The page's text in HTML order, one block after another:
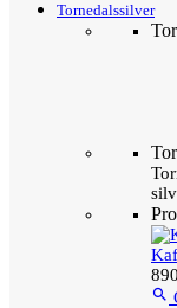
Tornedalssilver
